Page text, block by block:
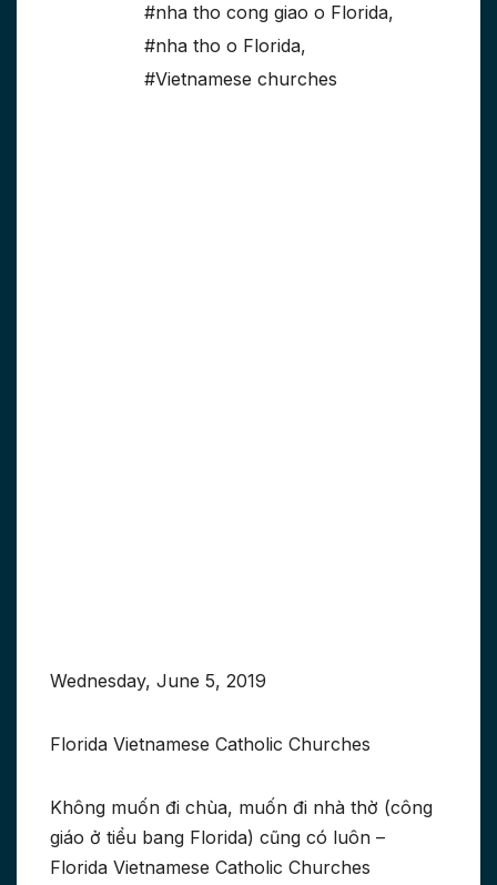
#nha tho cong giao o Florida,
#nha tho o Florida,
#Vietnamese churches
Wednesday, June 5, 2019
Florida Vietnamese Catholic Churches
Không muốn đi chùa, muốn đi nhà thờ (công
giáo ở tiểu bang Florida) cũng có luôn –
Florida Vietnamese Catholic Churches